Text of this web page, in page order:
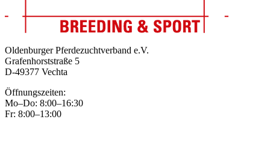
Oldenburger Pferdezuchtverband e.V.
Grafenhorststraße 5
D-49377 Vechta
Öffnungszeiten:
Mo–Do: 8:00–16:30
Fr: 8:00–13:00